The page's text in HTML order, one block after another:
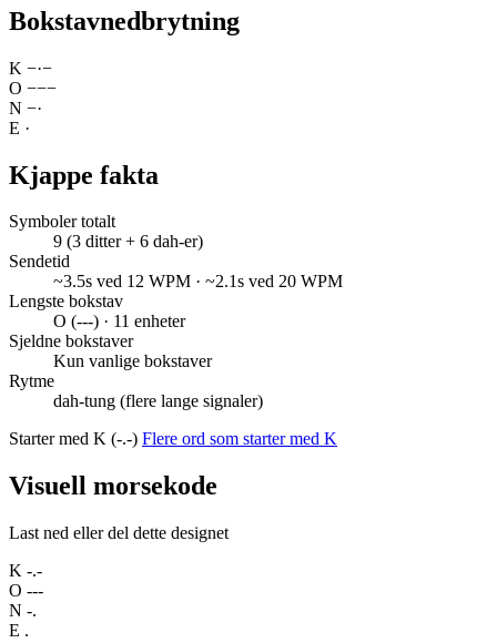
Bokstavnedbrytning
K −·−
O −−−
N −·
E ·
Kjappe fakta
Symboler totalt
9 (3 ditter + 6 dah-er)
Sendetid
~3.5s ved 12 WPM · ~2.1s ved 20 WPM
Lengste bokstav
O (---) · 11 enheter
Sjeldne bokstaver
Kun vanlige bokstaver
Rytme
dah-tung (flere lange signaler)
Starter med K (-.-) Flere ord som starter med K
Visuell morsekode
Last ned eller del dette designet
K -.-
O ---
N -.
E .